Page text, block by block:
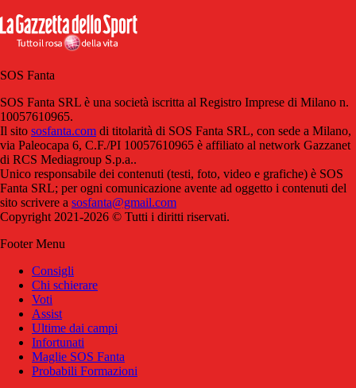
SOS Fanta
SOS Fanta SRL è una società iscritta al Registro Imprese di Milano n.
10057610965.
Il sito sosfanta.com di titolarità di SOS Fanta SRL, con sede a Milano,
via Paleocapa 6, C.F./PI 10057610965 è affiliato al network Gazzanet
di RCS Mediagroup S.p.a..
Unico responsabile dei contenuti (testi, foto, video e grafiche) è SOS
Fanta SRL; per ogni comunicazione avente ad oggetto i contenuti del
sito scrivere a sosfanta@gmail.com
Copyright 2021-2026 © Tutti i diritti riservati.
Footer Menu
Consigli
Chi schierare
Voti
Assist
Ultime dai campi
Infortunati
Maglie SOS Fanta
Probabili Formazioni